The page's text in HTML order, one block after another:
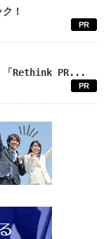
！
PR
「Rethink PR...
PR